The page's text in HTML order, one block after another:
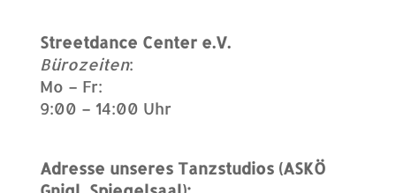
Streetdance Center e.V.
Bürozeiten:
Mo – Fr:
9:00 – 14:00 Uhr
Adresse unseres Tanzstudios (ASKÖ